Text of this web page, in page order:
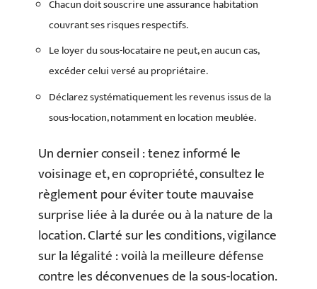
Chacun doit souscrire une assurance habitation
couvrant ses risques respectifs.
Le loyer du sous-locataire ne peut, en aucun cas,
excéder celui versé au propriétaire.
Déclarez systématiquement les revenus issus de la
sous-location, notamment en location meublée.
Un dernier conseil : tenez informé le
voisinage et, en copropriété, consultez le
règlement pour éviter toute mauvaise
surprise liée à la durée ou à la nature de la
location. Clarté sur les conditions, vigilance
sur la légalité : voilà la meilleure défense
contre les déconvenues de la sous-location.